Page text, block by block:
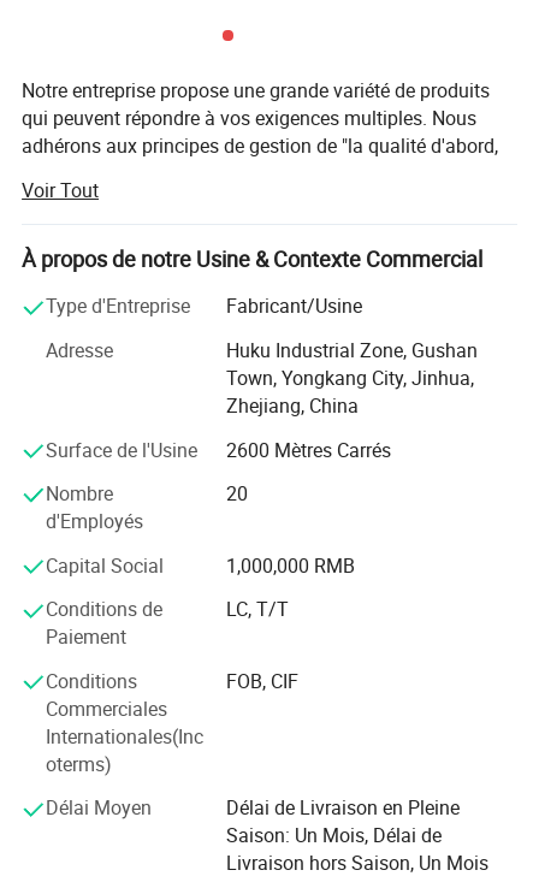
Notre entreprise propose une grande variété de produits
qui peuvent répondre à vos exigences multiples. Nous
adhérons aux principes de gestion de "la qualité d'abord,
l'entreprise et toujours faire de notre mieux pour satisfaire
les besoins potentiels de nos clients. Notre entreprise est
sincèrement disposée à coopérer avec des entreprises du
gagnant depuis que la tendance de la mondialisation
économique s'est développée avec une force irrésistible.
Après presque 20 ans de fonctionnement, nous avons
choisi principalement des poulies de porte coulissantes.
Nous respectons à la fois la qualité et le prix. Nous
Nous avons notre propre marque "JY Pulley" qui est très
célèbre en Afrique et en Asie.
Bien sûr, nous fournissons également le service OEM, c'est
un service chinois caractéristique pour le monde entier.
Depuis 2019, tout comme l'économie, nous apprenons
que de plus en plus d'acheteurs commencent à acheter les
articles moins chers. Nous allons d'abord considérer la
qualité, et les prix peuvent être plus élevés. Mais si vous
avez besoin des prix moins chers, vous pouvez nous
contacter et nous demander d'offrir les produits
appropriés pour répondre à vos prix cibles. Afin d'accueillir
plus d'acheteurs, nous aimerions essayer différentes
façons de nous améliorer.
Voir Tout
À propos de notre Usine & Contexte Commercial
Type d'Entreprise
Fabricant/Usine
Adresse
Huku Industrial Zone, Gushan
Town, Yongkang City, Jinhua,
Zhejiang, China
Surface de l'Usine
2600 Mètres Carrés
Nombre
d'Employés
20
Capital Social
1,000,000 RMB
Conditions de
Paiement
LC, T/T
Conditions
Commerciales
Internationales(Inc
oterms)
FOB, CIF
Délai Moyen
Délai de Livraison en Pleine
Saison: Un Mois, Délai de
Livraison hors Saison, Un Mois